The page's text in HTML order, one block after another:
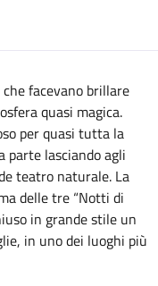
facevano brillare
quasi magica.
per quasi tutta la
parte lasciando agli
teatro naturale. La
delle tre “Notti di
in grande stile un
in uno dei luoghi più